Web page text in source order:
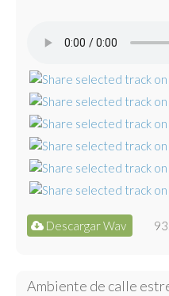
Descargar Wav
Ambiente de calle